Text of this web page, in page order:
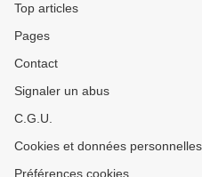
Top articles
Pages
Contact
Signaler un abus
C.G.U.
Cookies et données personnelles
Préférences cookies